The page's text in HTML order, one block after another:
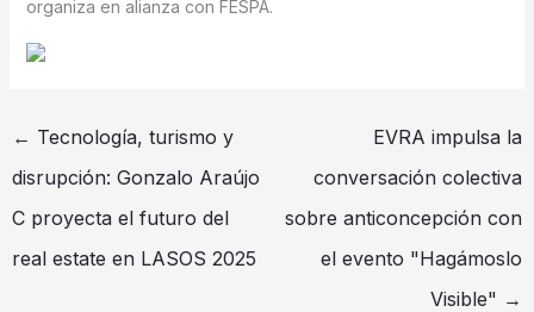
organiza en alianza con FESPA.
← Tecnología, turismo y
disrupción: Gonzalo Araújo
C proyecta el futuro del
real estate en LASOS 2025
EVRA impulsa la
conversación colectiva
sobre anticoncepción con
el evento "Hagámoslo
Visible" →